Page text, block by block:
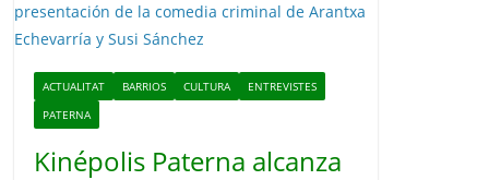
ACTUALITAT BARRIOS CULTURA
ENTREVISTES
PATERNA
Kinépolis Paterna alcanza